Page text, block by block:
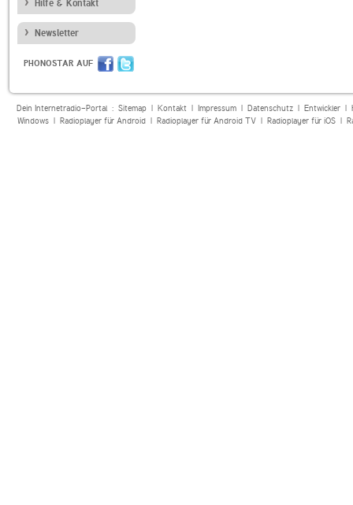
Hilfe & Kontakt
Newsletter
PHONOSTAR AUF
Dein Internetradio-Portal : Sitemap| Kontakt| Impressum| Datenschutz| Entwickler|
Windows| Radioplayer für Android| Radioplayer für Android TV| Radioplayer für iOS|